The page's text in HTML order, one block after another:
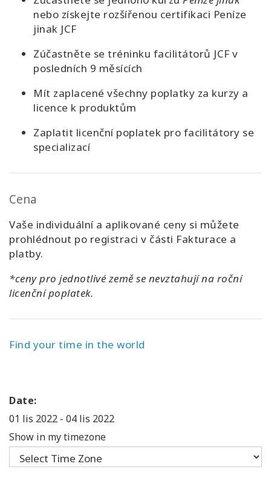
nebo získejte rozšířenou certifikaci Peníze
jinak JCF
Zúčastněte se tréninku facilitátorů JCF v
posledních 9 měsících
Mít zaplacené všechny poplatky za kurzy a
licence k produktům
Zaplatit licenční poplatek pro facilitátory se
specializací
Cena
Vaše individuální a aplikované ceny si můžete
prohlédnout po registraci v části Fakturace a
platby.
*ceny pro jednotlivé země se nevztahují na roční
licenční poplatek.
Find your time in the world
Date:
01 lis 2022 - 04 lis 2022
Show in my timezone